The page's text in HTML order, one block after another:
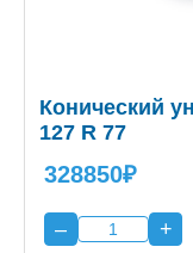
Конический
127 R 77
328850₽
– +